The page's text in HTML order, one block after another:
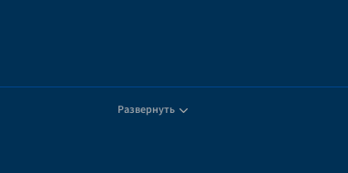
Развернуть